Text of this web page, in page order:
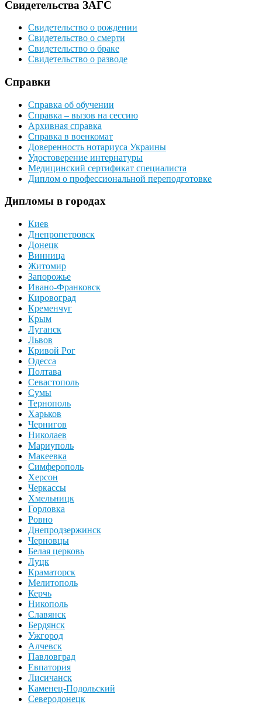
Свидетельства ЗАГС
Свидетельство о рождении
Свидетельство о смерти
Свидетельство о браке
Свидетельство о разводе
Справки
Справка об обучении
Справка – вызов на сессию
Архивная справка
Справка в военкомат
Доверенность нотариуса Украины
Удостоверение интернатуры
Медицинский сертификат специалиста
Диплом о профессиональной переподготовке
Дипломы в городах
Киев
Днепропетровск
Донецк
Винница
Житомир
Запорожье
Ивано-Франковск
Кировоград
Кременчуг
Крым
Луганск
Львов
Кривой Рог
Одесса
Полтава
Севастополь
Сумы
Тернополь
Харьков
Чернигов
Николаев
Мариуполь
Макеевка
Симферополь
Херсон
Черкассы
Хмельницк
Горловка
Ровно
Днепродзержинск
Черновцы
Белая церковь
Луцк
Краматорск
Мелитополь
Керчь
Никополь
Славянск
Бердянск
Ужгород
Алчевск
Павловград
Евпатория
Лисичанск
Каменец-Подольский
Северодонецк